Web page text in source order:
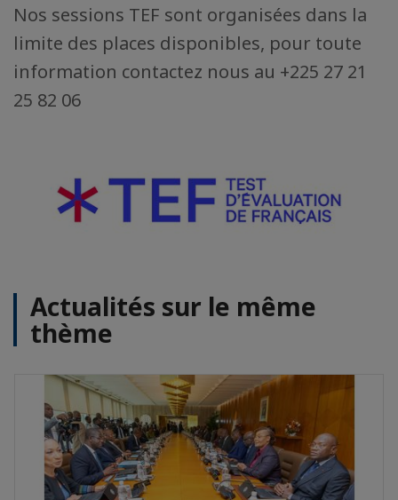
Nos sessions TEF sont organisées dans la
limite des places disponibles, pour toute
information contactez nous au +225 27 21
25 82 06
Actualités sur le même
thème